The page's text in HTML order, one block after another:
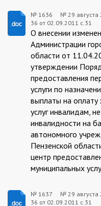
1636:2011-
№ 1636 № 29 августа
36 от 02.09.2011 с.31
О внесении
Администрации
области от
утверждении
предоставления
услуги по
выплаты на
услуг инвалидам,
инвалидности на
автономного
Пензенской
центр
муниципальных
№ 1637 № 29 августа
36 от 02.09.2011 с.31